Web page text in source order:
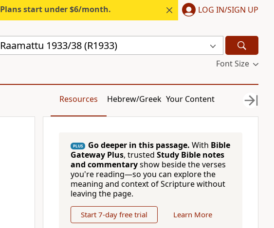
Plans start under $6/month. LOG IN/SIGN UP
Raamattu 1933/38 (R1933)
Font Size
Resources Hebrew/Greek Your Content
PLUS Go deeper in this passage. With Bible
Gateway Plus, trusted Study Bible notes
and commentaryshow beside the verses
you're reading—so you can explore the
meaning and context of Scripture without
leaving the page.
Start 7-day free trial Learn More